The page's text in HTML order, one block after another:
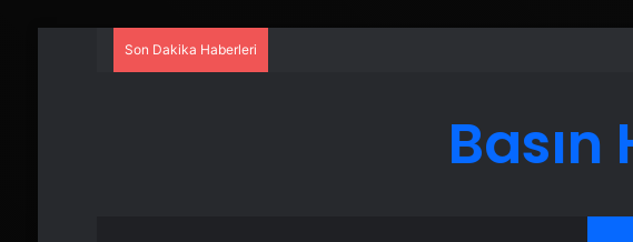
Son Dakika Haberleri